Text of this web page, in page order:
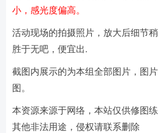
小，感光度偏高。
活动现场的拍摄照片，放大后细节
胜于无吧，便宜出.
截图内展示的为本组全部图片，图
图。
本资源来源于网络，本站仅供修图
其他非法用途，侵权请联系删除